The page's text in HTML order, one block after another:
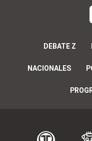
DEBATE Z
NACIONALES